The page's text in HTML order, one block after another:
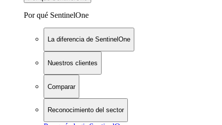
Por qué SentinelOne
La diferencia de SentinelOne
Nuestros clientes
Comparar
Reconocimiento del sector